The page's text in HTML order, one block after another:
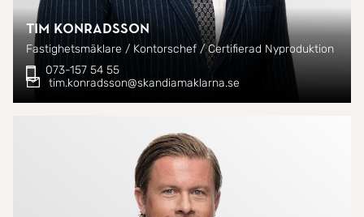
Tim Konradsson
Fastighetsmäklare / Kontorschef / Certifierad Nyproduktion
073-157 54 55
tim.konradsson@skandiamaklarna.se